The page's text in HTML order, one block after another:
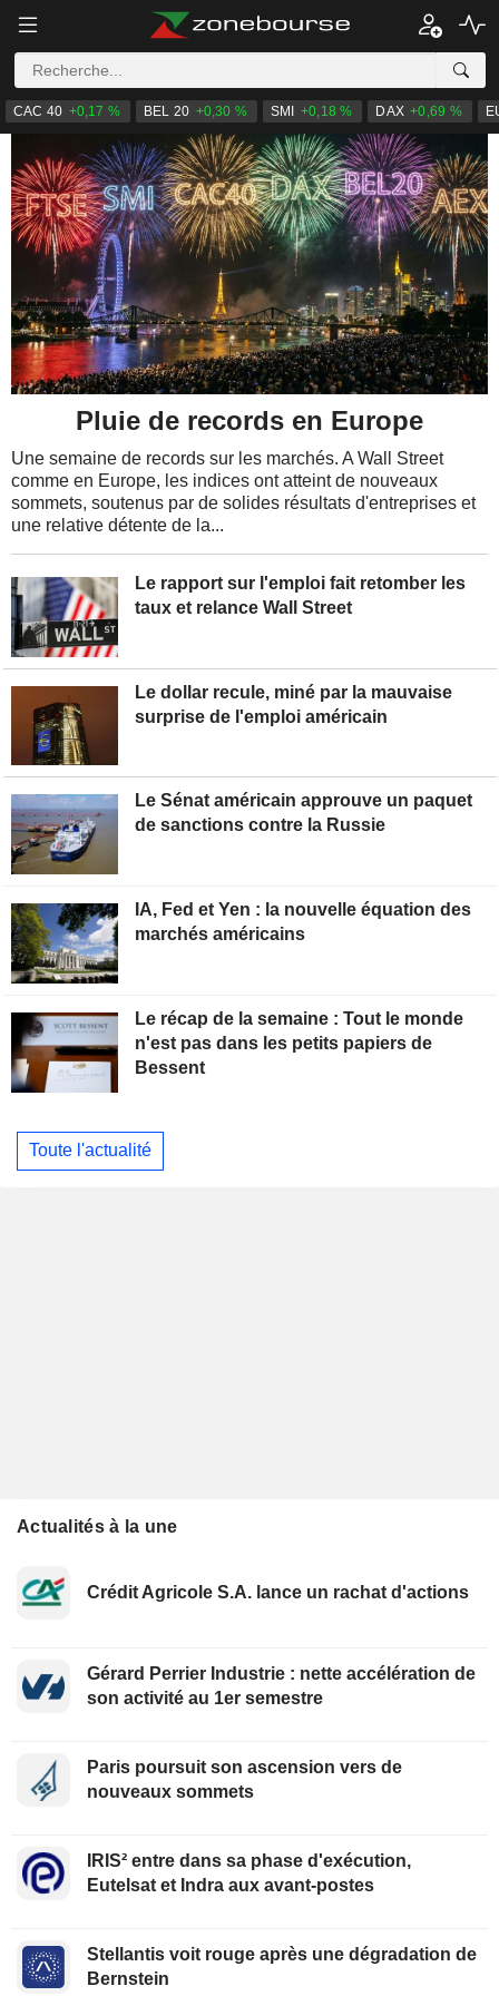
CAC 40 +0,17 % BEL 20 +0,30 % SMI +0,18 % DAX +0,69 %
Le rapport sur l'emploi fait retomber les
taux et relance Wall Street
Le dollar recule, miné par la mauvaise
surprise de l'emploi américain
Pluie de records en Europe
Une semaine de records sur les marchés. A Wall Street
comme en Europe, les indices ont atteint de nouveaux
sommets, soutenus par de solides résultats d'entreprises et
une relative détente de la...
Le Sénat américain approuve un paquet
de sanctions contre la Russie
IA, Fed et Yen : la nouvelle équation des
marchés américains
Le récap de la semaine : Tout le monde
n'est pas dans les petits papiers de
Bessent
Toute l'actualité
Actualités à la une
Crédit Agricole S.A. lance un rachat d'actions
Gérard Perrier Industrie : nette accélération de
son activité au 1er semestre
Paris poursuit son ascension vers de
nouveaux sommets
IRIS² entre dans sa phase d'exécution,
Eutelsat et Indra aux avant-postes
Stellantis voit rouge après une dégradation de
Bernstein